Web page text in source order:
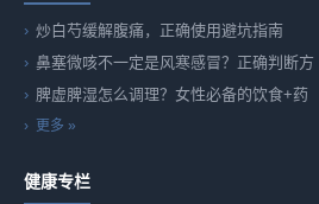
炒白芍缓解腹痛，正确使用避坑指南
鼻塞微咳不一定是风寒感冒？正确判断方
脾虚脾湿怎么调理？女性必备的饮食+药
更多 »
健康专栏